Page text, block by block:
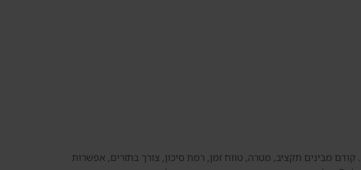
מבינים תקציב, מטרה, טווח זמן, רמת סיכון, צורך בתזרים, אפשרות